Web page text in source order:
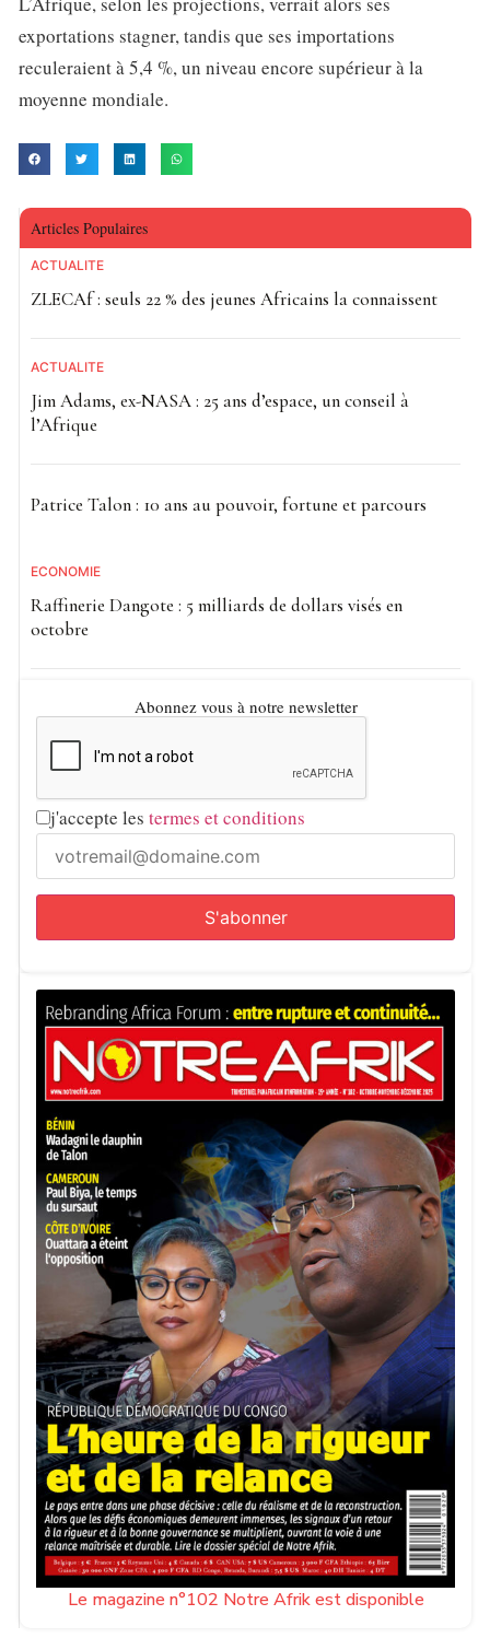
exportations stagner, tandis que ses importations
reculeraient à 5,4 %, un niveau encore supérieur à la
moyenne mondiale.
Articles Populaires
ACTUALITE
ZLECAf : seuls 22 % des jeunes Africains la connaissent
ACTUALITE
Jim Adams, ex-NASA : 25 ans d’espace, un conseil à
l’Afrique
Patrice Talon : 10 ans au pouvoir, fortune et parcours
ECONOMIE
Raffinerie Dangote : 5 milliards de dollars visés en
octobre
Abonnez vous à notre newsletter
j'accepte les termes et conditions
Le magazine n°102 Notre Afrik est disponible